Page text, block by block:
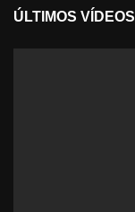
ÚLTIMOS VÍDEOS